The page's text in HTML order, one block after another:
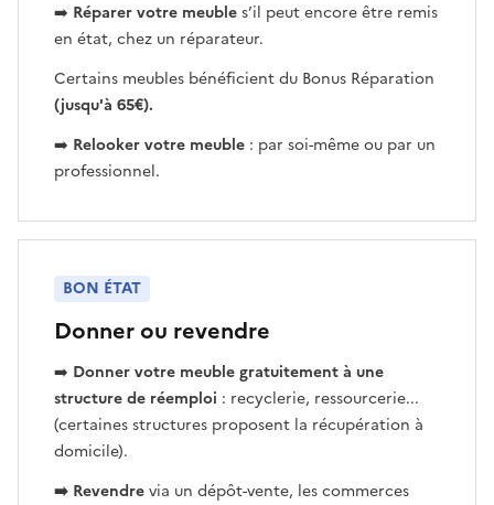
➡️ Réparer votre meubles’il peut encore être remis
en état, chez un réparateur.
Certains meubles bénéficient du Bonus Réparation
(jusqu'à 65€).
➡️ Relooker votre meuble : par soi-même ou par un
professionnel.
Donner ou revendre
➡️ Donner votre meuble gratuitement à une
structure de réemploi : recyclerie, ressourcerie...
(certaines structures proposent la récupération à
domicile).
➡️ Revendrevia un dépôt-vente, les commerces
BON ÉTAT